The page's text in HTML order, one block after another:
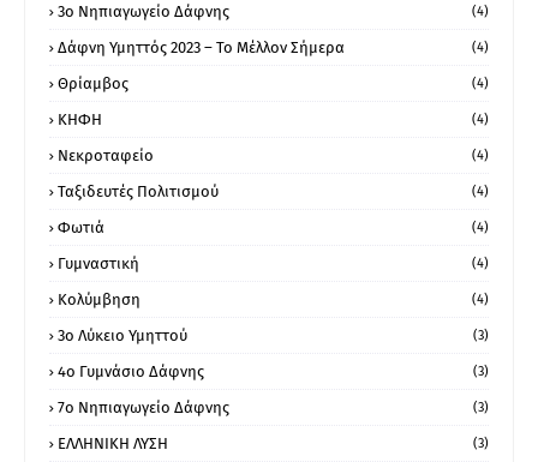
3ο Νηπιαγωγείο Δάφνης (4)
Δάφνη Υμηττός 2023 – Το Μέλλον Σήμερα (4)
Θρίαμβος (4)
ΚΗΦΗ (4)
Νεκροταφείο (4)
Ταξιδευτές Πολιτισμού (4)
Φωτιά (4)
Γυμναστική (4)
Κολύμβηση (4)
3ο Λύκειο Υμηττού (3)
4ο Γυμνάσιο Δάφνης (3)
7ο Νηπιαγωγείο Δάφνης (3)
ΕΛΛΗΝΙΚΗ ΛΥΣΗ (3)